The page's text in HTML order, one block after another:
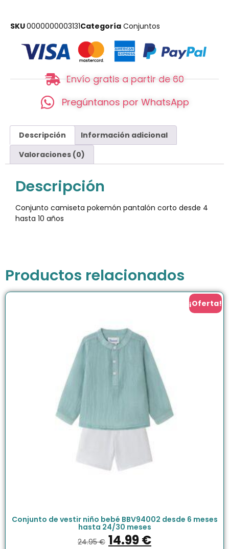
SKU0000000003131Categoría Conjuntos
Envío gratis a partir de 60
Pregúntanos por WhatsApp
Descripción
Información adicional
Valoraciones (0)
Descripción
Conjunto camiseta pokemón pantalón corto desde 4
hasta 10 años
Productos relacionados
¡Oferta!
Conjunto de vestir niño bebé BBV94002 desde 6 meses
hasta 24/30 meses
24.95€ 14.99€